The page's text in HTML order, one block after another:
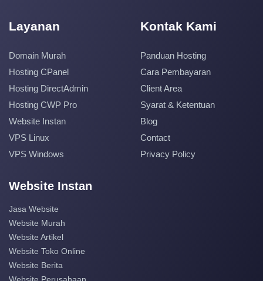
Layanan
Domain Murah
Hosting CPanel
Hosting DirectAdmin
Hosting CWP Pro
Website Instan
VPS Linux
VPS Windows
Kontak Kami
Panduan Hosting
Cara Pembayaran
Client Area
Syarat & Ketentuan
Blog
Contact
Privacy Policy
Website Instan
Jasa Website
Website Murah
Website Artikel
Website Toko Online
Website Berita
Website Perusahaan